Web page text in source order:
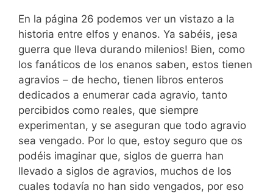
En la página 26 podemos ver un vistazo a la
historia entre elfos y enanos. Ya sabéis, ¡esa
guerra que lleva durando milenios! Bien, como
los fanáticos de los enanos saben, estos tienen
agravios – de hecho, tienen libros enteros
dedicados a enumerar cada agravio, tanto
percibidos como reales, que siempre
experimentan, y se aseguran que todo agravio
sea vengado. Por lo que, estoy seguro que os
podéis imaginar que, siglos de guerra han
llevado a siglos de agravios, muchos de los
cuales todavía no han sido vengados, por eso